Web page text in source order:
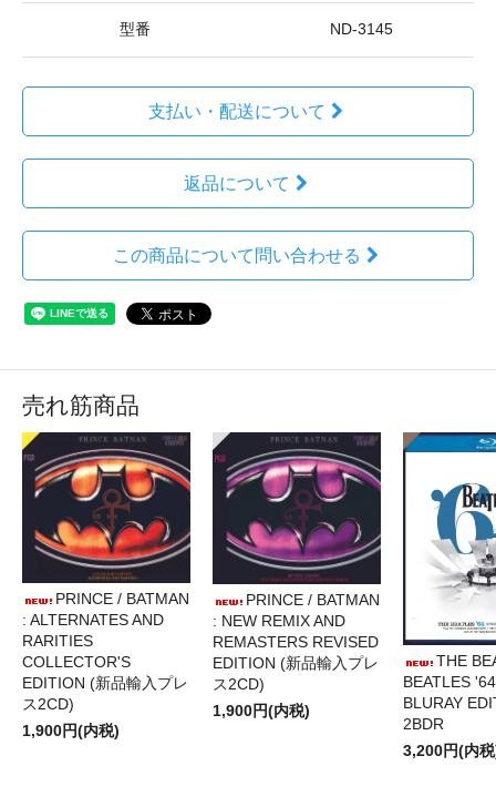
型番 ND-3145
支払い・配送について
返品について
この商品について問い合わせる
売れ筋商品
PRINCE / BATMAN
: ALTERNATES AND
RARITIES
COLLECTOR'S
EDITION (新品輸入プレ
ス2CD)
1,900円(内税)
PRINCE / BATMAN
: NEW REMIX AND
REMASTERS REVISED
EDITION (新品輸入プレ
ス2CD)
1,900円(内税)
THE
BEATLES
BLURAY
2BDR
3,200円(内